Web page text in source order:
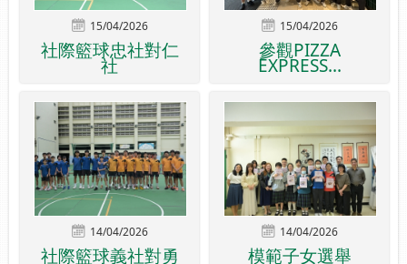
15/04/2026
社際籃球忠社對仁
社
15/04/2026
參觀PIZZA
EXPRESS...
14/04/2026
社際籃球義社對勇
14/04/2026
模範子女選舉